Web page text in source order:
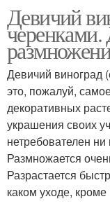
Девичий
Девичий виноград
это, пожалуй,
декоративных
украшения своих
нетребователен
Размножается
Разрастается
каком уходе,